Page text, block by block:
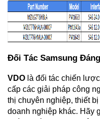
Đối Tác Samsung
VDO là đối tác chiến
cấp các giải pháp công
thị chuyên nghiệp, thiết
doanh nghiệp khác. Hãy